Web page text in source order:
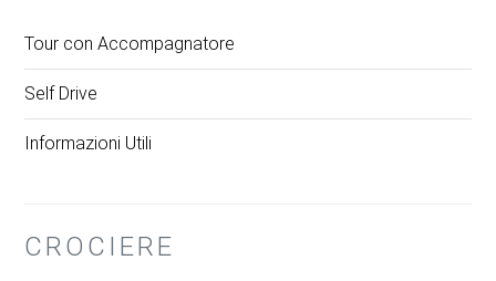
Tour con Accompagnatore
Self Drive
Informazioni Utili
CROCIERE